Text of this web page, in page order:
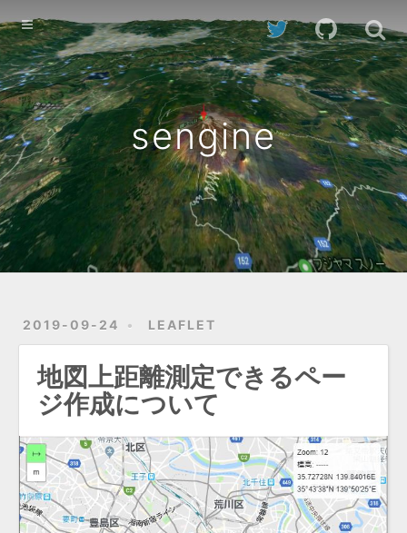
sengine
2019-09-24 LEAFLET
地図上距離測定できるペー
ジ作成について
Home
Archives